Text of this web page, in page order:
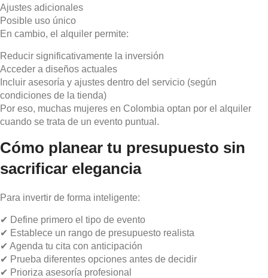
Ajustes adicionales
Posible uso único
En cambio, el alquiler permite:
Reducir significativamente la inversión
Acceder a diseños actuales
Incluir asesoría y ajustes dentro del servicio (según
condiciones de la tienda)
Por eso, muchas mujeres en Colombia optan por el alquiler
cuando se trata de un evento puntual.
Cómo planear tu presupuesto sin
sacrificar elegancia
Para invertir de forma inteligente:
✔ Define primero el tipo de evento
✔ Establece un rango de presupuesto realista
✔ Agenda tu cita con anticipación
✔ Prueba diferentes opciones antes de decidir
✔ Prioriza asesoría profesional